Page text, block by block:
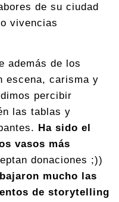
de su ciudad
vivencias
además de los
escena, carisma y
percibir
las tablas y
Ha sido el
vasos más
donaciones ;))
mucho las
de storytelling